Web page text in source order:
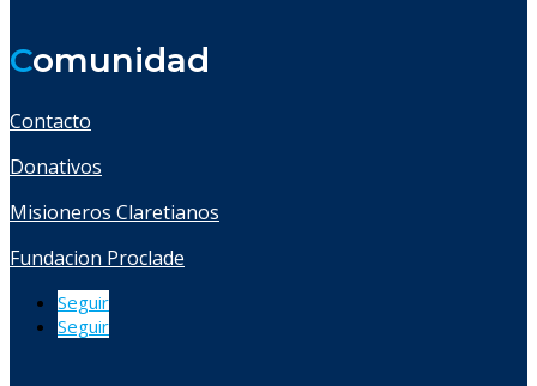
Comunidad
Contacto
Donativos
Misioneros Claretianos
Fundacion Proclade
Seguir
Seguir